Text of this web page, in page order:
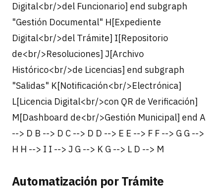
Digital<br/>del Funcionario] end subgraph
"Gestión Documental" H[Expediente
Digital<br/>del Trámite] I[Repositorio
de<br/>Resoluciones] J[Archivo
Histórico<br/>de Licencias] end subgraph
"Salidas" K[Notificación<br/>Electrónica]
L[Licencia Digital<br/>con QR de Verificación]
M[Dashboard de<br/>Gestión Municipal] end A
--> D B --> D C --> D D --> E E --> F F --> G G -->
H H --> I I --> J G --> K G --> L D --> M
Automatización por Trámite